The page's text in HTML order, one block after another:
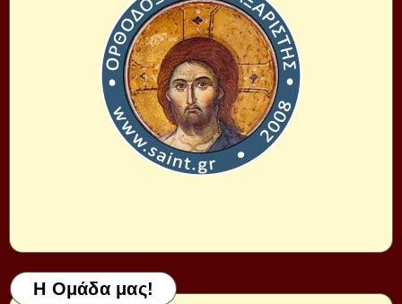
Η Ομάδα μας!